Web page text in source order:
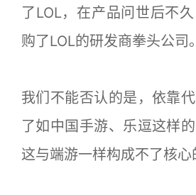
了LOL，在产品问世后不
购了LOL的研发商拳头公司。
我们不能否认的是，依靠
了如中国手游、乐逗这样
这与端游一样构成不了核心